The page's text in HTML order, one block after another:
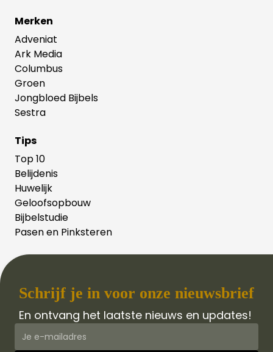
Merken
Adveniat
Ark Media
Columbus
Groen
Jongbloed Bijbels
Sestra
Tips
Top 10
Belijdenis
Huwelijk
Geloofsopbouw
Bijbelstudie
Pasen en Pinksteren
Schrijf je in voor onze nieuwsbrief
En ontvang het laatste nieuws en updates!